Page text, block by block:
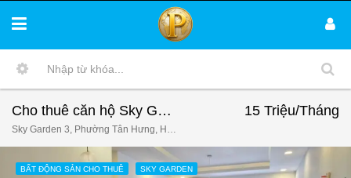
Cho thuê căn hộ Sky Garden 3. DT 70m2 Lầu cao- 2 phòn ngủ-2wc- Nội thất đầy đủ- Giá 15 Triệu/Tháng
Sky Garden 3, Phường Tân Hưng, Ho Chi Minh City, Vietnam
15 Triệu/Tháng
BẤT ĐỘNG SẢN CHO THUÊ SKY GARDEN